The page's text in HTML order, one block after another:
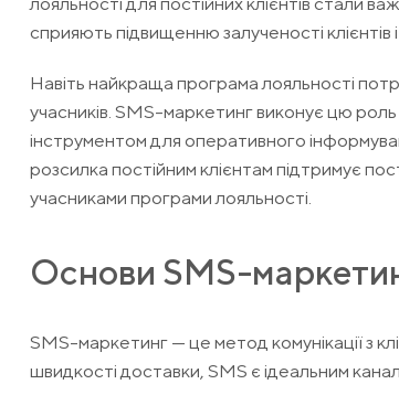
сприяють підвищенню залученості клієнтів
Навіть найкраща програма лояльності
учасників. SMS-маркетинг виконує цю роль
інструментом для оперативного
розсилка постійним клієнтам підтримує
учасниками програми лояльності.
Основи SMS-
SMS-маркетинг — це метод комунікації з
швидкості доставки, SMS є ідеальним